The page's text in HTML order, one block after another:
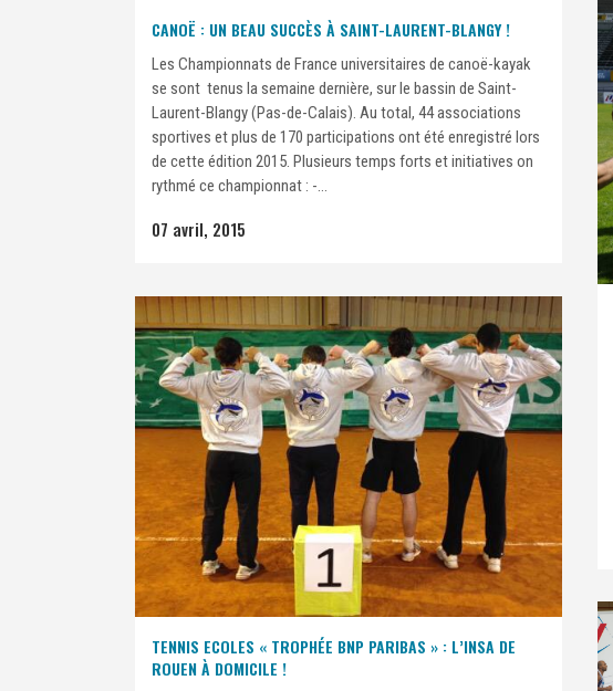
CANOË : UN BEAU SUCCÈS À SAINT-LAURENT-BLANGY !
Les Championnats de France universitaires de canoë-kayak
se sont tenus la semaine dernière, sur le bassin de Saint-
Laurent-Blangy (Pas-de-Calais). Au total, 44 associations
sportives et plus de 170 participations ont été enregistré lors
de cette édition 2015. Plusieurs temps forts et initiatives on
rythmé ce championnat : -...
07 avril, 2015
TENNIS ECOLES « TROPHÉE BNP PARIBAS » : L’INSA DE
ROUEN À DOMICILE !